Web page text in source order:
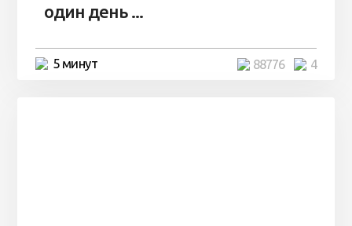
один день ...
5 минут 4
88776